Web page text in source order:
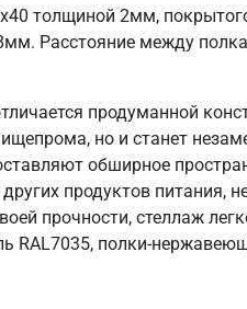
толщиной 2мм,
Расстояние между
продуманной
но и станет
обширное
продуктов питания,
прочности, стеллаж
RAL7035, полки-